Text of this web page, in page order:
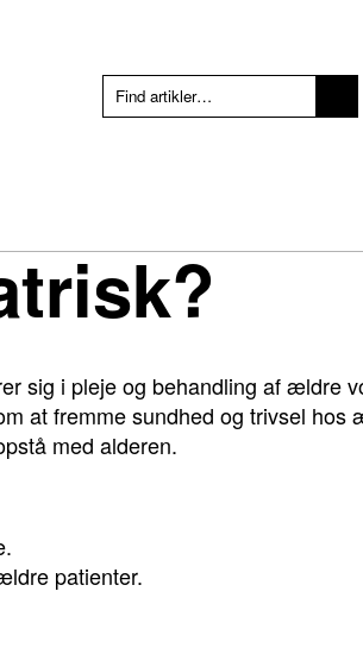
sig i pleje og behandling af ældre
at fremme sundhed og trivsel hos
med alderen.
patienter.